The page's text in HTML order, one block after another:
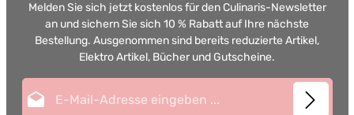
Melden Sie sich jetzt kostenlos für den Culinaris-Newsletter
an und sichern Sie sich 10 % Rabatt auf Ihre nächste
Bestellung. Ausgenommen sind bereits reduzierte Artikel,
Elektro Artikel, Bücher und Gutscheine.